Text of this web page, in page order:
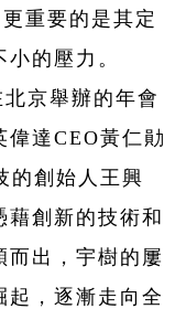
重要的是其定
的壓力。
京舉辦的年會
達CEO黃仁勛
的創始人王興
藉創新的技術和
而出，宇樹的屢
起，逐漸走向全